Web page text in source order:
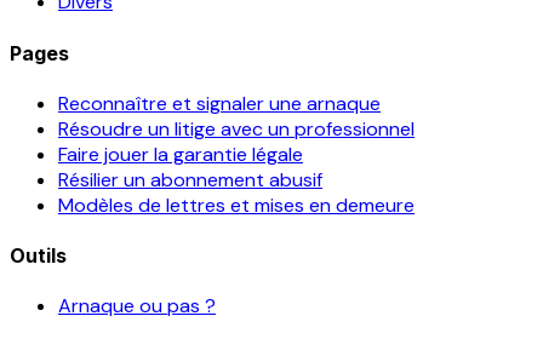
Pages
Reconnaître et signaler une arnaque
Résoudre un litige avec un professionnel
Faire jouer la garantie légale
Résilier un abonnement abusif
Modèles de lettres et mises en demeure
Outils
Arnaque ou pas ?